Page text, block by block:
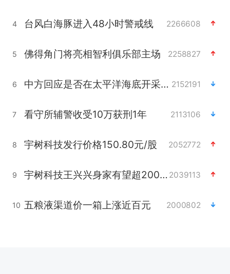
4 台风白海豚进入48小时警戒线 2266608
5 佛得角门将亮相智利俱乐部主场 2258827
6 中方回应是否在太平洋海底开采稀土 2152191
7 看守所辅警收受10万获刑1年 2113106
8 宇树科技发行价格150.80元/股 2052772
9 宇树科技王兴兴身家有望超200亿元 2039113
10 五粮液渠道价一箱上涨近百元 2000802